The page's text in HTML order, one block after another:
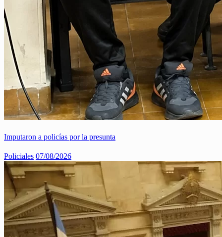
Imputaron a policías por la presunta
Policiales 07/08/2026